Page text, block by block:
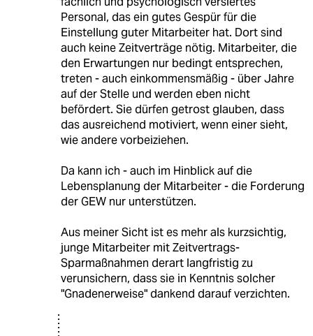
Personal, das ein gutes Gespür für die
Einstellung guter Mitarbeiter hat. Dort sind
auch keine Zeitverträge nötig. Mitarbeiter, die
den Erwartungen nur bedingt entsprechen,
treten - auch einkommensmäßig - über Jahre
auf der Stelle und werden eben nicht
befördert. Sie dürfen getrost glauben, dass
das ausreichend motiviert, wenn einer sieht,
wie andere vorbeiziehen.
Da kann ich - auch im Hinblick auf die
Lebensplanung der Mitarbeiter - die Forderung
der GEW nur unterstützen.
Aus meiner Sicht ist es mehr als kurzsichtig,
junge Mitarbeiter mit Zeitvertrags-
Sparmaßnahmen derart langfristig zu
verunsichern, dass sie in Kenntnis solcher
"Gnadenerweise" dankend darauf verzichten.